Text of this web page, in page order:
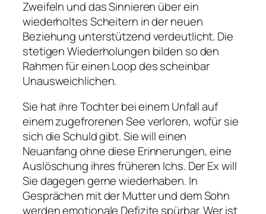
Zweifeln und das Sinnieren über ein
wiederholtes Scheitern in der neuen
Beziehung unterstützend verdeutlicht. Die
stetigen Wiederholungen bilden so den
Rahmen für einen Loop des scheinbar
Unausweichlichen.
Sie hat ihre Tochter bei einem Unfall auf
einem zugefrorenen See verloren, wofür sie
sich die Schuld gibt. Sie will einen
Neuanfang ohne diese Erinnerungen, eine
Auslöschung ihres früheren Ichs. Der Ex will
Sie dagegen gerne wiederhaben. In
Gesprächen mit der Mutter und dem Sohn
werden emotionale Defizite spürbar. Wer ist